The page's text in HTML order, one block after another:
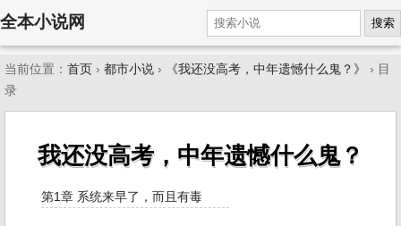
全本小说网 搜索
当前位置： 首页 › 都市小说 › 《我还没高考，中年遗憾什么鬼？》
› 目
录
我还没高考，中年遗憾什么鬼？
第1章 系统来早了，而且有毒